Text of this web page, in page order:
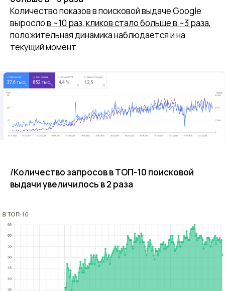
Количество показов в поисковой выдаче Google
вырослов ~10 раз, кликов стало больше в ~3 раза,
положительная динамика наблюдается и на
текущий момент
/Количество запросов в ТОП-10 поисковой
выдачи увеличилось в 2 раза